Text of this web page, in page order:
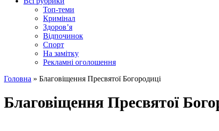
Топ-теми
Кримінал
Здоров’я
Відпочинок
Спорт
На замітку
Рекламні оголошення
Головна » Благовіщення Пресвятої Богородиці
Благовіщення Пресвятої